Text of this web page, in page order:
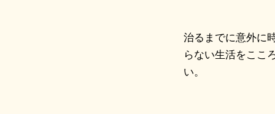
治るまでに意外に
らない生活をここ
い。